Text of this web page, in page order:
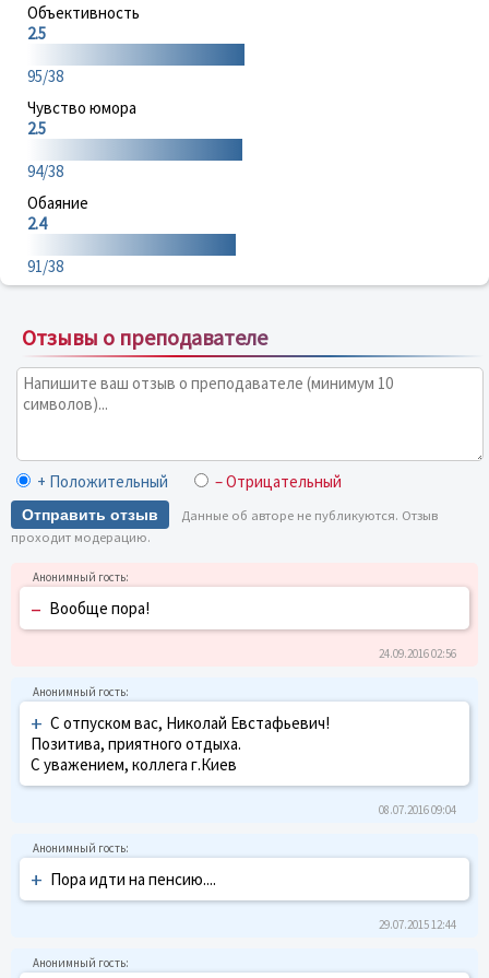
Объективность
2.5
95/38
Чувство юмора
2.5
94/38
Обаяние
2.4
91/38
Отзывы о преподавателе
+ Положительный – Отрицательный
Отправить отзыв
Данные об авторе не публикуются. Отзыв
проходит модерацию.
– Вообще пора!
24.09.2016 02:56
+ С отпуском вас, Николай Евстафьевич!
Позитива, приятного отдыха.
С уважением, коллега г.Киев
08.07.2016 09:04
+ Пора идти на пенсию....
29.07.2015 12:44